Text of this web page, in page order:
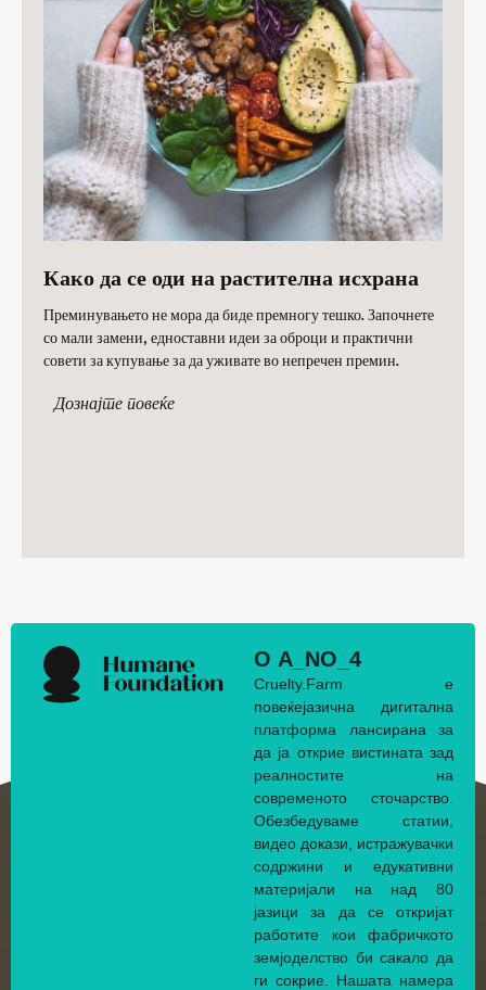
Како да се оди на растителна исхрана
Преминувањето не мора да биде премногу тешко. Започнете
со мали замени, едноставни идеи за оброци и практични
совети за купување за да уживате во непречен премин.
Дознајте повеќе
О А_NO_4
Cruelty.Farm е
повеќејазична дигитална
платформа лансирана за
да ја открие вистината зад
реалностите на
современото сточарство.
Обезбедуваме статии,
видео докази, истражувачки
содржини и едукативни
материјали на над 80
јазици за да се откријат
работите кои фабричкото
земјоделство би сакало да
ги сокрие. Нашата намера